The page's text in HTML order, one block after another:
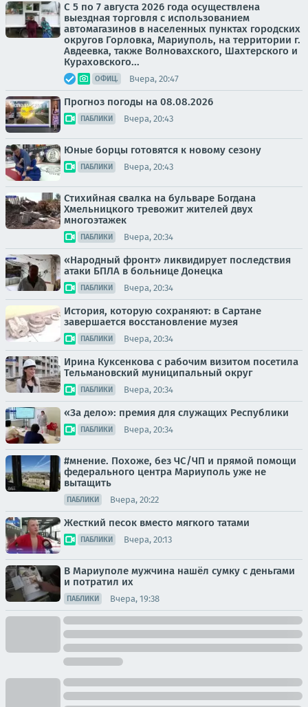
С 5 по 7 августа 2026 года осуществлена
выездная торговля с использованием
автомагазинов в населенных пунктах городских
округов Горловка, Мариуполь, на территории г.
Авдеевка, также Волновахского, Шахтерского и
Кураховского...
ОФИЦ. Вчера, 20:47
Прогноз погоды на 08.08.2026
ПАБЛИКИ Вчера, 20:43
Юные борцы готовятся к новому сезону
ПАБЛИКИ Вчера, 20:43
Стихийная свалка на бульваре Богдана
Хмельницкого тревожит жителей двух
многоэтажек
ПАБЛИКИ Вчера, 20:34
«Народный фронт» ликвидирует последствия
атаки БПЛА в больнице Донецка
ПАБЛИКИ Вчера, 20:34
История, которую сохраняют: в Сартане
завершается восстановление музея
ПАБЛИКИ Вчера, 20:34
Ирина Куксенкова с рабочим визитом посетила
Тельмановский муниципальный округ
ПАБЛИКИ Вчера, 20:34
«За дело»: премия для служащих Республики
ПАБЛИКИ Вчера, 20:34
#мнение. Похоже, без ЧС/ЧП и прямой помощи
федерального центра Мариуполь уже не
вытащить
ПАБЛИКИ Вчера, 20:22
Жесткий песок вместо мягкого татами
ПАБЛИКИ Вчера, 20:13
В Мариуполе мужчина нашёл сумку с деньгами
и потратил их
ПАБЛИКИ Вчера, 19:38